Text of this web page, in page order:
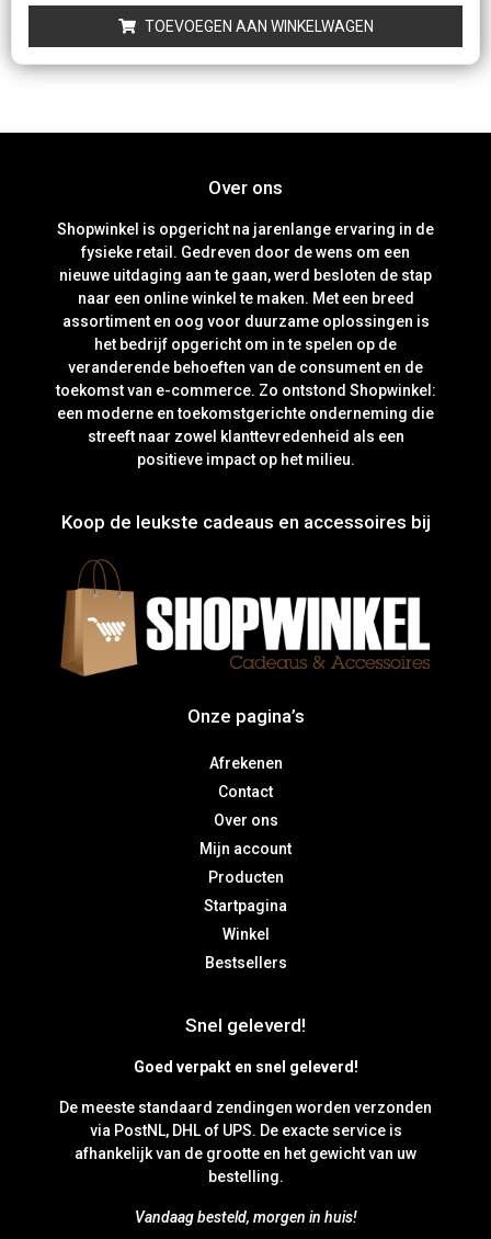
5
TOEVOEGEN AAN WINKELWAGEN
Over ons
Shopwinkel is opgericht na jarenlange ervaring in de
fysieke retail. Gedreven door de wens om een
nieuwe uitdaging aan te gaan, werd besloten de stap
naar een online winkel te maken. Met een breed
assortiment en oog voor duurzame oplossingen is
het bedrijf opgericht om in te spelen op de
veranderende behoeften van de consument en de
toekomst van e-commerce. Zo ontstond Shopwinkel:
een moderne en toekomstgerichte onderneming die
streeft naar zowel klanttevredenheid als een
positieve impact op het milieu.
Koop de leukste cadeaus en accessoires bij
Onze pagina’s
Afrekenen
Contact
Over ons
Mijn account
Producten
Startpagina
Winkel
Bestsellers
Snel geleverd!
Goed verpakt en snel geleverd!
De meeste standaard zendingen worden verzonden
via PostNL, DHL of UPS. De exacte service is
afhankelijk van de grootte en het gewicht van uw
bestelling.
Vandaag besteld, morgen in huis!